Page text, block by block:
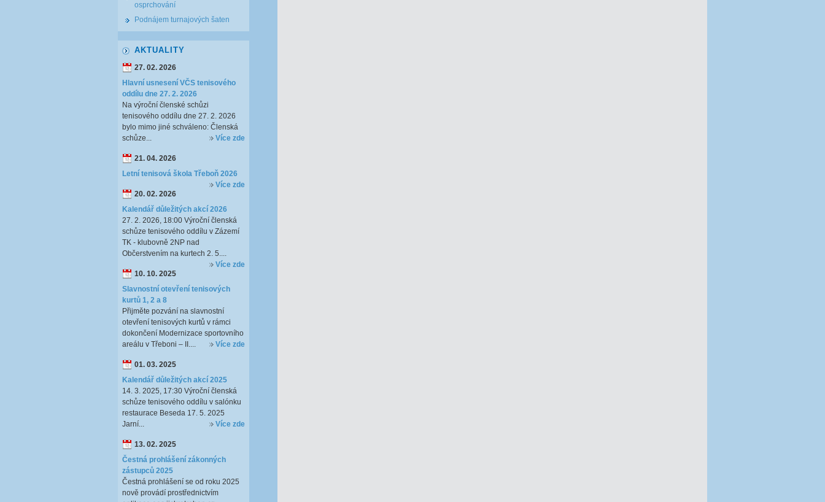
osprchování
Podnájem turnajových šaten
AKTUALITY
27. 02. 2026
Hlavní usnesení VČS tenisového
oddílu dne 27. 2. 2026
Na výroční členské schůzi
tenisového oddílu dne 27. 2. 2026
bylo mimo jiné schváleno: Členská
schůze...
Více zde
21. 04. 2026
Letní tenisová škola Třeboň 2026
Více zde
20. 02. 2026
Kalendář důležitých akcí 2026
27. 2. 2026, 18:00 Výroční členská
schůze tenisového oddílu v Zázemí
TK - klubovně 2NP nad
Občerstvením na kurtech 2. 5....
Více zde
10. 10. 2025
Slavnostní otevření tenisových
kurtů 1, 2 a 8
Přijměte pozvání na slavnostní
otevření tenisových kurtů v rámci
dokončení Modernizace sportovního
areálu v Třeboni – II....
Více zde
01. 03. 2025
Kalendář důležitých akcí 2025
14. 3. 2025, 17:30 Výroční členská
schůze tenisového oddílu v salónku
restaurace Beseda 17. 5. 2025
Jarní...
Více zde
13. 02. 2025
Čestná prohlášení zákonných
zástupců 2025
Čestná prohlášení se od roku 2025
nově provádí prostřednictvím